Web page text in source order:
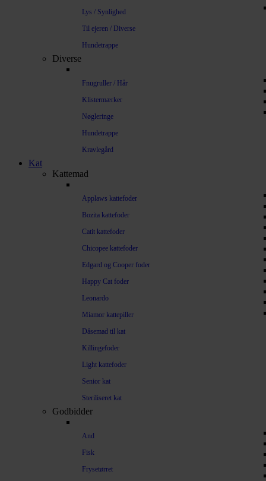
Lys / Synlighed
Til ejeren / Diverse
Hundetrappe
Diverse
Fnugruller / Hår
Klistermærker
Nøgleringe
Hundetrappe
Kravlegård
Kat
Kattemad
Applaws kattefoder
Bozita kattefoder
Catit kattefoder
Chicopee kattefoder
Edgard og Cooper foder
Happy Cat foder
Leonardo
Miamor kattepiller
Dåsemad til kat
Killingefoder
Light kattefoder
Senior kat
Steriliseret kat
Godbidder
And
Fisk
Frysetørret